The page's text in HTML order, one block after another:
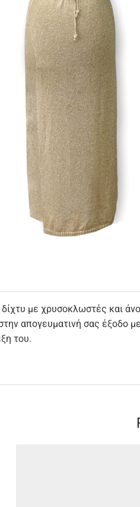
με χρυσοκλωστές και
απογευματινή σας
του.